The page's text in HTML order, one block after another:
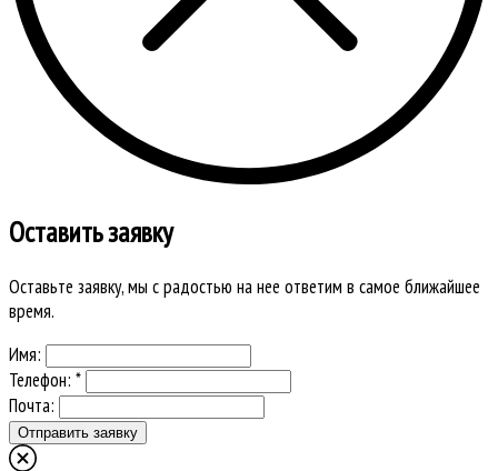
Оставить заявку
Оставьте заявку, мы с радостью на нее ответим в самое ближайшее
время.
Имя:
Телефон: *
Почта: